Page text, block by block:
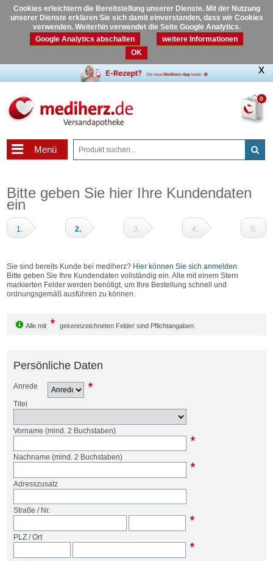
Cookies erleichtern die Bereitstellung unserer Dienste. Mit der Nutzung
unserer Dienste erklären Sie sich damit einverstanden, dass wir Cookies
verwenden. Weiterhin verwendet die Seite Google Analytics.
Google Analytics abschalten
weitere Informationen
OK
0
Menü
Bitte geben Sie hier Ihre Kundendaten
ein
1. 2. 3. 4.
und
Bestellen
5.
Sie sind bereits Kunde bei mediherz? Hier können Sie sich anmelden.
Bitte geben Sie Ihre Kundendaten vollständig ein. Alle mit einem Stern
markierten Felder werden benötigt, um Ihre Bestellung schnell und
ordnungsgemäß ausführen zu können.
Alle mit gekennzeichneten Felder sind Pflichtangaben.
Persönliche Daten
Anrede
Titel
Vorname (mind. 2 Buchstaben)
Nachname (mind. 2 Buchstaben)
Adresszusatz
Straße / Nr.
PLZ/Ort